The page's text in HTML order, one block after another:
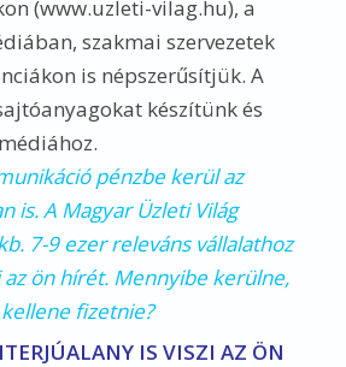
(www.uzleti-vilag.hu), a
szakmai szervezetek
is népszerűsítjük. A
készítünk és
pénzbe kerül az
is. A Magyar Üzleti Világ
7-9 ezer releváns vállalathoz
ön hírét. Mennyibe kerülne,
fizetnie?
IS VISZI AZ ÖN